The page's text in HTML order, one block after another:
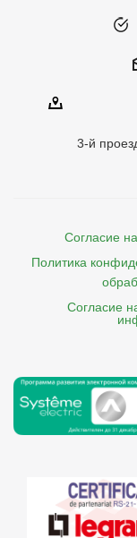
3-й
Согласие
Политика
Согласие